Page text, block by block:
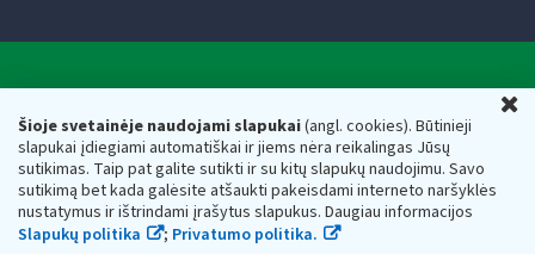
Šioje svetainėje naudojami slapukai(angl. cookies). Būtinieji
slapukai įdiegiami automatiškai ir jiems nėra reikalingas Jūsų
sutikimas. Taip pat galite sutikti ir su kitų slapukų naudojimu. Savo
sutikimą bet kada galėsite atšaukti pakeisdami interneto naršyklės
nustatymus ir ištrindami įrašytus slapukus. Daugiau informacijos
Slapukų politika
; Privatumo politika.
Respublikos finansų ministerijos
Biudžetinė įstaiga. Juridinio asmens kodas — 188659752,
adresas: Vasario 16-osios g. 14, 01107 Vilnius, Lietuva, el.paštas:
vmi@vmi.lt, E. pristatymo dėžutės adresas 188659752
Duomenys apie Valstybinę mokesčių inspekciją prie Lietuvos
Respublikos finansų ministerijos kaupiami ir saugomi Juridinių